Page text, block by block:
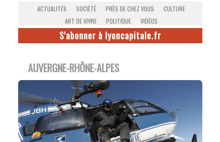
ACTUALITÉS SOCIÉTÉ PRÈS DE CHEZ VOUS
CULTURE
ART DE VIVRE
POLITIQUE VIDÉOS
S'abonner à lyoncapitale.fr
AUVERGNE-RHÔNE-ALPES